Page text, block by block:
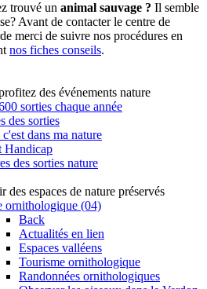
trouvé un animal sauvage ? Il semble
Avant de contacter le centre de
merci de suivre nos procédures en
nos fiches conseils.
des événements nature
sorties chaque année
des sorties
dans ma nature
Handicap
des sorties nature
des espaces de nature préservés
ornithologique (04)
Back
Actualités en lien
Espaces valléens
Tourisme ornithologique
Randonnées ornithologiques